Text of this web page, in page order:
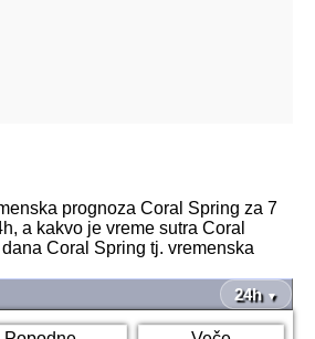
prognoza Coral Spring za 7
a kakvo je vreme sutra Coral
Coral Spring tj. vremenska
24h ▼